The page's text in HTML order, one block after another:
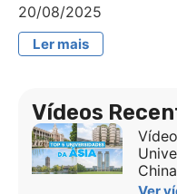
20/08/2025
Ler mais
Vídeos